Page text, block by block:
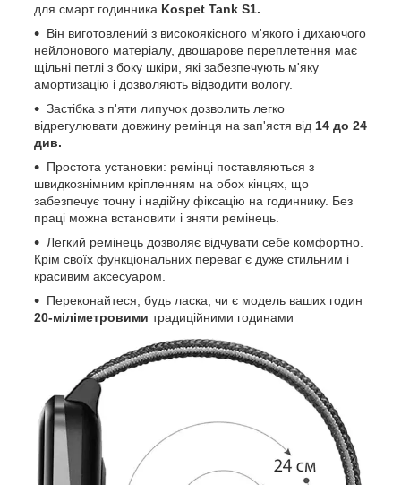
для смарт годинника Kospet Tank S1.
Він виготовлений з високоякісного м'якого і дихаючого
нейлонового матеріалу, двошарове переплетення має
щільні петлі з боку шкіри, які забезпечують м'яку
амортизацію і дозволяють відводити вологу.
Застібка з п'яти липучок дозволить легко
відрегулювати довжину ремінця на зап'ястя від 14 до 24
див.
Простота установки: ремінці поставляються з
швидкознімним кріпленням на обох кінцях, що
забезпечує точну і надійну фіксацію на годиннику. Без
праці можна встановити і зняти ремінець.
Легкий ремінець дозволяє відчувати себе комфортно.
Крім своїх функціональних переваг є дуже стильним і
красивим аксесуаром.
Переконайтеся, будь ласка, чи є модель ваших годин
20-міліметровими традиційними годинами